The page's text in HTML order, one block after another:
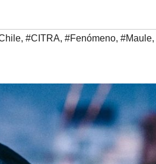
, #CITRA, #Fenómeno, #Maule,